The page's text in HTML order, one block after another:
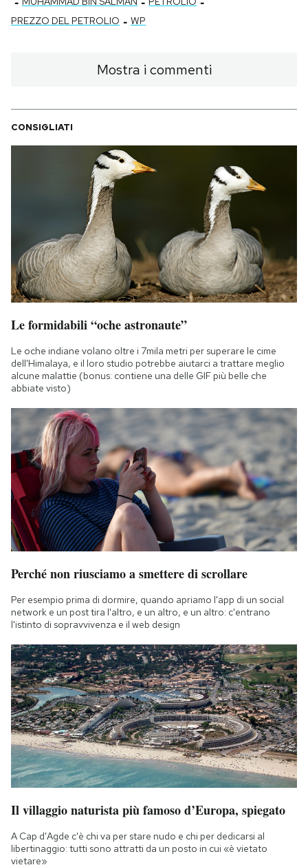
PREZZO DEL PETROLIO - WP
Mostra i commenti
CONSIGLIATI
Le formidabili “oche astronaute”
Le oche indiane volano oltre i 7mila metri per superare le cime
dell'Himalaya, e il loro studio potrebbe aiutarci a trattare meglio
alcune malattie (bonus: contiene una delle GIF più belle che
abbiate visto)
Perché non riusciamo a smettere di scrollare
Per esempio prima di dormire, quando apriamo l'app di un social
network e un post tira l'altro, e un altro, e un altro: c'entrano
l'istinto di sopravvivenza e il web design
Il villaggio naturista più famoso d’Europa, spiegato
A Cap d'Agde c'è chi va per stare nudo e chi per dedicarsi al
libertinaggio: tutti sono attratti da un posto in cui «è vietato
vietare»